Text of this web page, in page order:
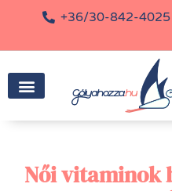
+36/30-842-4025
Női vitaminok